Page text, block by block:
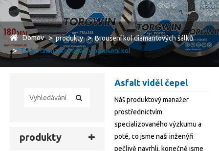
Domov produkty
Broušení kol diamantových šálků
Turbo diamantové šálky broušení kol
produkty
Asfalt viděl čepel
Náš produktový manažer
prostřednictvím
specializovaného výzkumu a
poté, co jsme naši inženýři
pečlivě navrhli, konečně jsme